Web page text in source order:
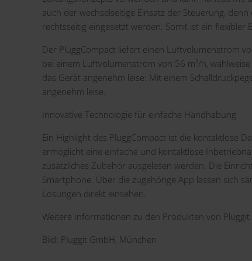
auch der wechselseitige Einsatz der Steuerung,
rechtsseitig eingesetzt werden. Somit ist ein
Der PluggCompact liefert einen Luftvolumenstrom
bei einem Luftvolumenstrom von 56 m³/h,
das Gerät angenehm leise: Mit einem
angenehm leise.
Innovative Technologie für einfache Handhabung
Ein Highlight des PluggCompact ist die kontaktlose
ermöglicht eine einfache und kontaktlose
zusätzliches Zubehör ausgelesen werden. Die
Smartphone. Über die zugehörige App lassen sich
Lösungen direkt einsehen.
Weitere Informationen zu den Produkten von
Bild: Pluggit GmbH, München